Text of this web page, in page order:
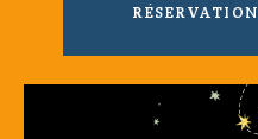
RÉSERVATION